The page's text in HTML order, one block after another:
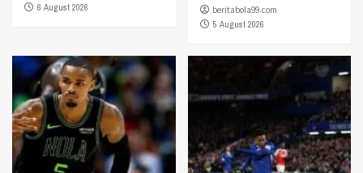
6 August 2026
beritabola99.com
5 August 2026